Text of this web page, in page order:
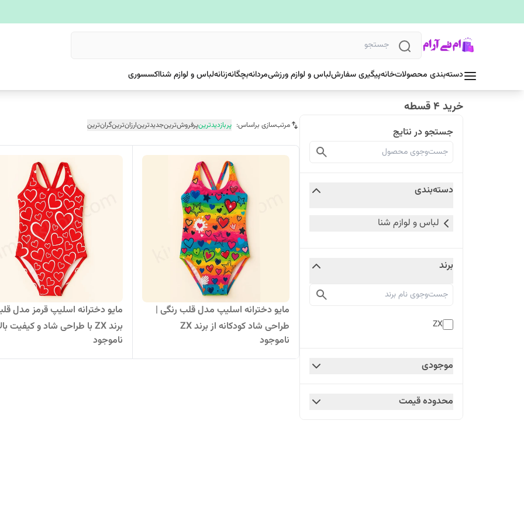
دسته‌بندی محصولاتخانهپیگیری سفارشلباس و لوازم ورزشیمردانهبچگانهزنانهلباس و لوازم شنااکسسوری
خرید 4 قسطه
جستجو در نتایج
دسته‌بندی
لباس و لوازم شنا
برند
ZX
موجودی
محدوده قیمت
مرتب‌سازی براساس: پربازدیدترینپرفروش‌ترینجدیدترینارزان‌ترینگران‌ترین
مایو دخترانه اسلیپ مدل قلب رنگی |
طراحی شاد کودکانه از برند ZX
ناموجود
مایو دخترانه اسلیپ قرمز مدل
برند ZX با طراحی شاد و کیفیت بالا
ناموجود